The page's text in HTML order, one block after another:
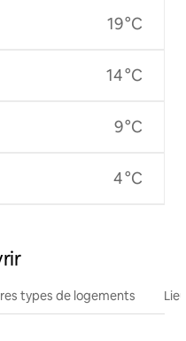
19 °C
14 °C
9 °C
4 °C
types de logements